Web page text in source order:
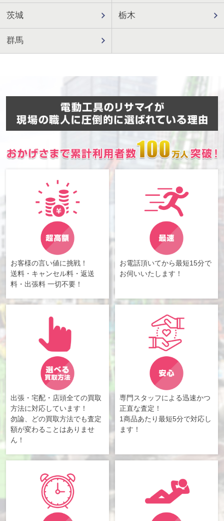
茨城 栃木
群馬
お客様の言い値に挑戦！
送料・キャンセル料・返送
料・出張料 一切不要！
お電話頂いてから最短15分で
お伺いいたします！
出張・宅配・店頭全ての買取
方法に対応しています！
勿論、どの買取方法でも査定
額が変わることはありませ
ん！
専門スタッフによる迅速かつ
正直な査定！
1商品あたり最短5分で対応し
ます！